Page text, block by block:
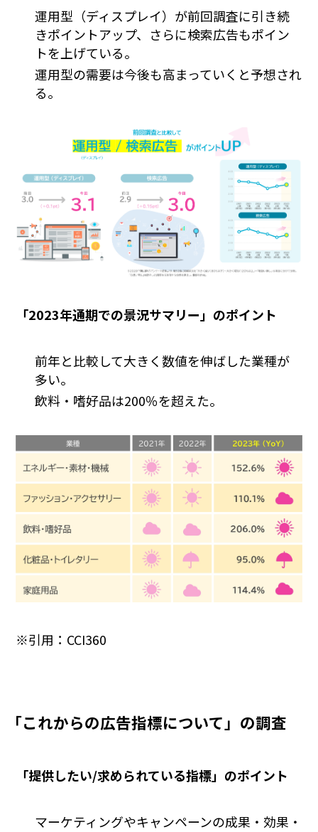
運用型（ディスプレイ）が前回調査に引き続
きポイントアップ、さらに検索広告もポイン
トを上げている。
運用型の需要は今後も高まっていくと予想され
る。
「2023年通期での景況サマリー」のポイント
前年と比較して大きく数値を伸ばした業種が
多い。
飲料・嗜好品は200％を超えた。
※引用：CCI360
「これからの広告指標について」の調査
「提供したい/求められている指標」のポイント
マーケティングやキャンペーンの成果・効果・